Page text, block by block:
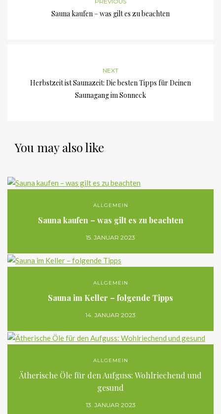
Sauna kaufen – was gilt es zu beachten
NEXT
Herbstzeit ist Saunazeit: Die besten Tipps für Deinen
Saunagang im Sonneck
You may also like
ALLGEMEIN
Sauna kaufen – was gilt es zu beachten
15. JANUAR 2023
ALLGEMEIN
Sauna im Keller – folgende Tipps
14. JANUAR 2023
ALLGEMEIN
Ätherische Öle für den Aufguss: Wohlriechend und
gesund
13. JANUAR 2023